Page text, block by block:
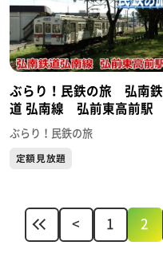
ぶらり！民鉄の旅 弘南鉄
道 弘南線 弘前東高前駅
ぶらり！民鉄の旅
定額見放題
< 1 2